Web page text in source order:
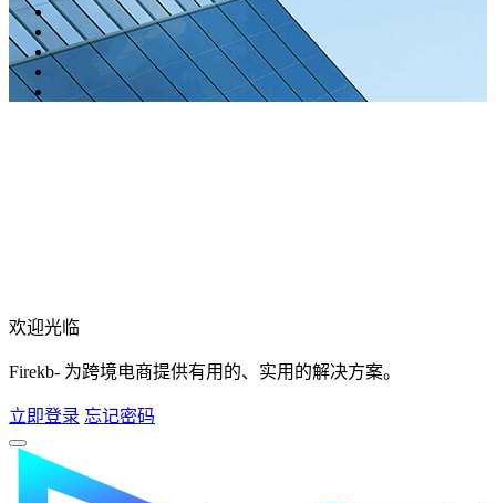
欢迎光临
Firekb- 为跨境电商提供有用的、实用的解决方案。
立即登录 忘记密码